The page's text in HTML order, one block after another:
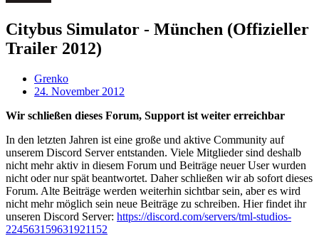
Citybus Simulator - München (Offizieller
Trailer 2012)
Grenko
24. November 2012
Wir schließen dieses Forum, Support ist weiter erreichbar
In den letzten Jahren ist eine große und aktive Community auf
unserem Discord Server entstanden. Viele Mitglieder sind deshalb
nicht mehr aktiv in diesem Forum und Beiträge neuer User wurden
nicht oder nur spät beantwortet. Daher schließen wir ab sofort dieses
Forum. Alte Beiträge werden weiterhin sichtbar sein, aber es wird
nicht mehr möglich sein neue Beiträge zu schreiben. Hier findet ihr
unseren Discord Server: https://discord.com/servers/tml-studios-
224563159631921152